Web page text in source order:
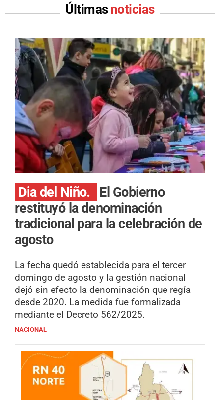
Últimas noticias
Dia del Niño.
El Gobierno
restituyó la denominación
tradicional para la celebración de
agosto
La fecha quedó establecida para el tercer
domingo de agosto y la gestión nacional
dejó sin efecto la denominación que regía
desde 2020. La medida fue formalizada
mediante el Decreto 562/2025.
NACIONAL